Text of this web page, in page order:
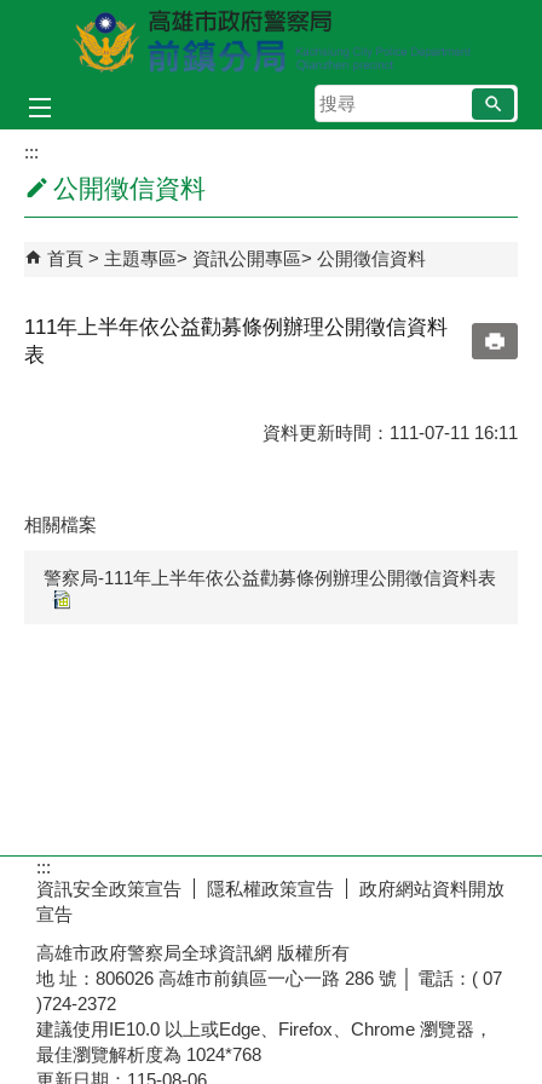
跳到主要內容區塊
搜
尋
:::
公開徵信資料
首頁 主題專區 資訊公開專區 公開徵信資料
111年上半年依公益勸募條例辦理公開徵信資料
表
資料更新時間：111-07-11 16:11
相關檔案
警察局-111年上半年依公益勸募條例辦理公開徵信資料表
:::
資訊安全政策宣告
隱私權政策宣告
政府網站資料開放
宣告
高雄市政府警察局全球資訊網 版權所有
地 址：806026 高雄市前鎮區一心一路 286 號 │ 電話：( 07
)724-2372
建議使用IE10.0 以上或Edge、Firefox、Chrome 瀏覽器，
最佳瀏覽解析度為 1024*768
更新日期： 115-08-06